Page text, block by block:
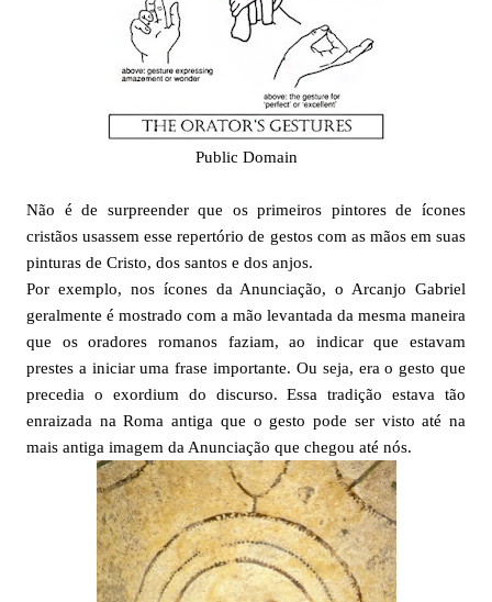
Public Domain
Não é de surpreender que os primeiros pintores de ícones
cristãos usassem esse repertório de gestos com as mãos em suas
pinturas de Cristo, dos santos e dos anjos.
Por exemplo, nos ícones da Anunciação, o Arcanjo Gabriel
geralmente é mostrado com a mão levantada da mesma maneira
que os oradores romanos faziam, ao indicar que estavam
prestes a iniciar uma frase importante. Ou seja, era o gesto que
precedia o exordium do discurso. Essa tradição estava tão
enraizada na Roma antiga que o gesto pode ser visto até na
mais antiga imagem da Anunciação que chegou até nós.